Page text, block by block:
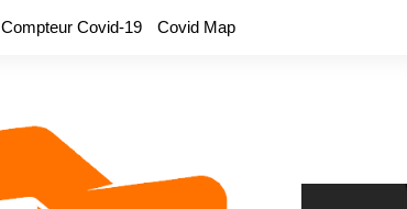
Compteur Covid-19 Covid Map